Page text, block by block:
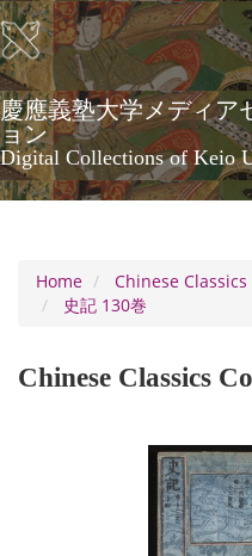
Skip
to
main
content
慶應義塾大学メディア
ョン
Digital Collections of Keio
Home
Chinese
史記 130巻
Chinese Classics